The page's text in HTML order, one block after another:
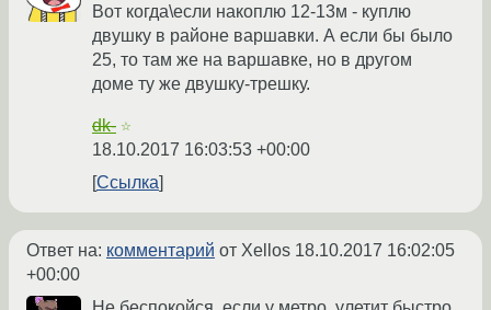
Вот когда\если накоплю 12-13м - куплю
двушку в районе варшавки. А если бы было
25, то там же на варшавке, но в другом
доме ту же двушку-трешку.
dk- ☆
18.10.2017 16:03:53 +00:00
Ссылка
Ответ на: комментарий от Xellos 18.10.2017 16:02:05
+00:00